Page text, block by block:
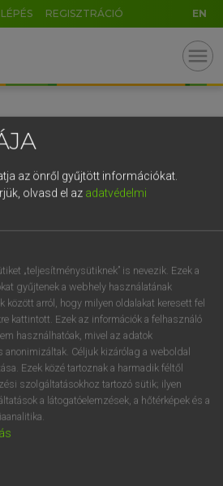
REGISZTRÁCIÓ EN
menu
az önről gyűjtött információkat.
olvasd el az adatvédelmi
„teljesítménysütiknek” is nevezik. Ezek a
gyűjtenek a webhely használatának
között arról, hogy milyen oldalakat keresett fel
kattintott. Ezek az információk a felhasználó
használhatóak, mivel az adatok
anonimizáltak. Céljuk kizárólag a weboldal
Ezek közé tartoznak a harmadik féltől
szolgáltatásokhoz tartozó sütik; ilyen
a látogatóelemzések, a hőtérképek és a
l
, . - AltGr